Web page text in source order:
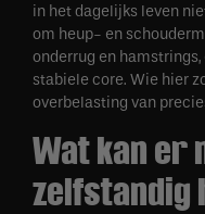
in het dagelijks leven
om heup- en
onderrug en
stabiele core. Wie hier
overbelasting van
Wat kan er
zelfstandig